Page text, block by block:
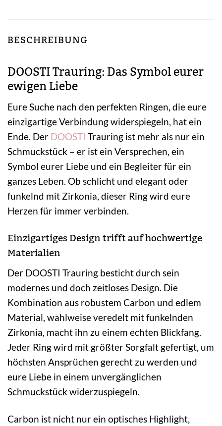
BESCHREIBUNG
DOOSTI Trauring: Das Symbol eurer
ewigen Liebe
Eure Suche nach den perfekten Ringen, die eure
einzigartige Verbindung widerspiegeln, hat ein
Ende. Der DOOSTI Trauring ist mehr als nur ein
Schmuckstück – er ist ein Versprechen, ein
Symbol eurer Liebe und ein Begleiter für ein
ganzes Leben. Ob schlicht und elegant oder
funkelnd mit Zirkonia, dieser Ring wird eure
Herzen für immer verbinden.
Einzigartiges Design trifft auf hochwertige
Materialien
Der DOOSTI Trauring besticht durch sein
modernes und doch zeitloses Design. Die
Kombination aus robustem Carbon und edlem
Material, wahlweise veredelt mit funkelnden
Zirkonia, macht ihn zu einem echten Blickfang.
Jeder Ring wird mit größter Sorgfalt gefertigt, um
höchsten Ansprüchen gerecht zu werden und
eure Liebe in einem unvergänglichen
Schmuckstück widerzuspiegeln.
Carbon ist nicht nur ein optisches Highlight,